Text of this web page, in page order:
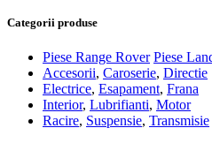
Categorii produse
Piese Range Rover Piese
Accesorii, Caroserie, Directie
Electrice, Esapament, Frana
Interior, Lubrifianti, Motor
Racire, Suspensie, Transmisie